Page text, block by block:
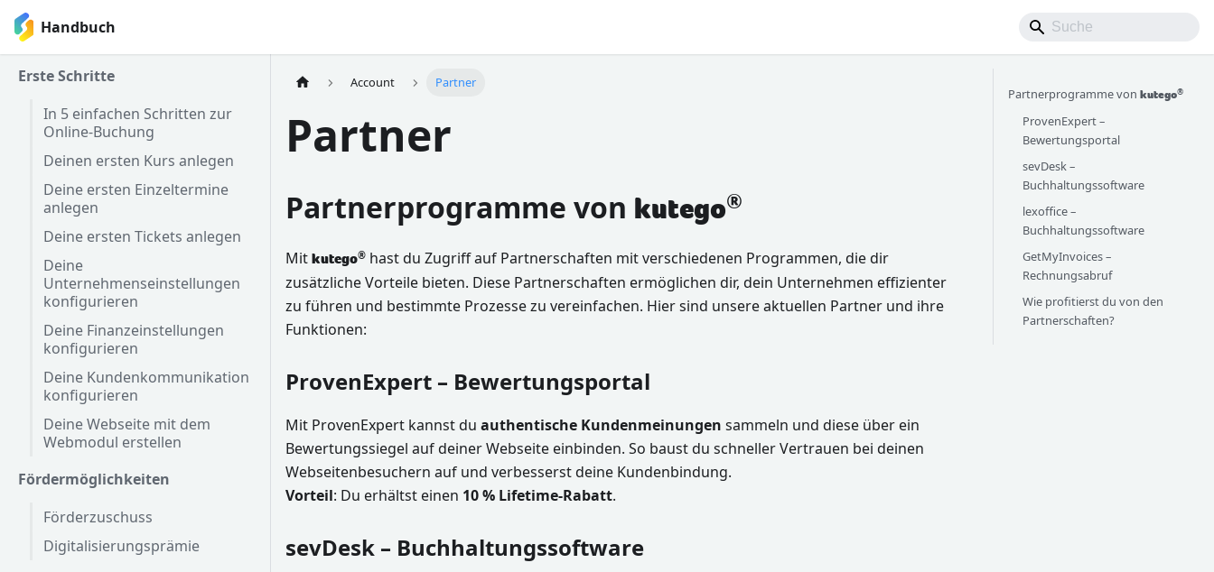
Handbuch
Erste Schritte
In 5 einfachen Schritten zur
Online-Buchung
Deinen ersten Kurs anlegen
Deine ersten Einzeltermine
anlegen
Deine ersten Tickets anlegen
Deine
Unternehmenseinstellungen
konfigurieren
Deine Finanzeinstellungen
konfigurieren
Deine Kundenkommunikation
konfigurieren
Deine Webseite mit dem
Webmodul erstellen
Fördermöglichkeiten
Förderzuschuss
Digitalisierungsprämie
Account Partner
Partner
Partnerprogramme von kutego®
Mit kutego® hast du Zugriff auf Partnerschaften mit verschiedenen Programmen, die dir
zusätzliche Vorteile bieten. Diese Partnerschaften ermöglichen dir, dein Unternehmen effizienter
zu führen und bestimmte Prozesse zu vereinfachen. Hier sind unsere aktuellen Partner und ihre
Funktionen:
ProvenExpert – Bewertungsportal
Mit ProvenExpert kannst du authentische Kundenmeinungen sammeln und diese über ein
Bewertungssiegel auf deiner Webseite einbinden. So baust du schneller Vertrauen bei deinen
Webseitenbesuchern auf und verbesserst deine Kundenbindung.
Vorteil: Du erhältst einen 10 % Lifetime-Rabatt.
sevDesk – Buchhaltungssoftware
Partnerprogramme von kutego®
ProvenExpert –
Bewertungsportal
sevDesk –
Buchhaltungssoftware
lexoffice –
Buchhaltungssoftware
GetMyInvoices –
Rechnungsabruf
Wie profitierst du von den
Partnerschaften?